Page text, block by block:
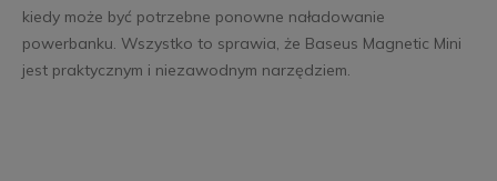
kiedy może być potrzebne ponowne naładowanie
powerbanku. Wszystko to sprawia, że Baseus Magnetic Mini
jest praktycznym i niezawodnym narzędziem.